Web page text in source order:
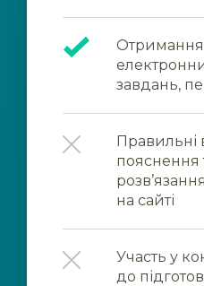
Отримання
завдань,
Правильні
пояснення
на сайті
Участь у
до